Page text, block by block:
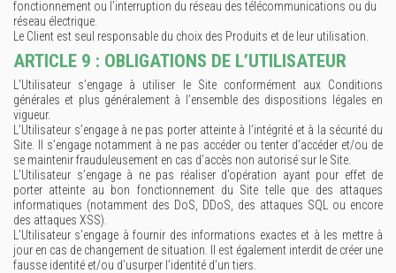
fonctionnement ou l’interruption du réseau des télécommunications ou du
réseau électrique.
Le Client est seul responsable du choix des Produits et de leur utilisation.
ARTICLE 9 : OBLIGATIONS DE L’UTILISATEUR
L’Utilisateur s’engage à utiliser le Site conformément aux Conditions
générales et plus généralement à l’ensemble des dispositions légales en
vigueur.
L’Utilisateur s’engage à ne pas porter atteinte à l’intégrité et à la sécurité du
Site. Il s’engage notamment à ne pas accéder ou tenter d’accéder et/ou de
se maintenir frauduleusement en cas d’accès non autorisé sur le Site.
L’Utilisateur s’engage à ne pas réaliser d’opération ayant pour effet de
porter atteinte au bon fonctionnement du Site telle que des attaques
informatiques (notamment des DoS, DDoS, des attaques SQL ou encore
des attaques XSS).
L’Utilisateur s’engage à fournir des informations exactes et à les mettre à
jour en cas de changement de situation. Il est également interdit de créer une
fausse identité et/ou d’usurper l’identité d’un tiers.